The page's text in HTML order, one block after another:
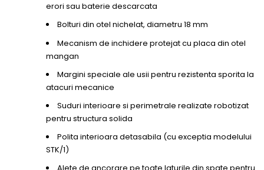
erori sau baterie descarcata
Bolturi din otel nichelat, diametru 18 mm
Mecanism de inchidere protejat cu placa din otel
mangan
Margini speciale ale usii pentru rezistenta sporita la
atacuri mecanice
Suduri interioare si perimetrale realizate robotizat
pentru structura solida
Polita interioara detasabila (cu exceptia modelului
STK/1)